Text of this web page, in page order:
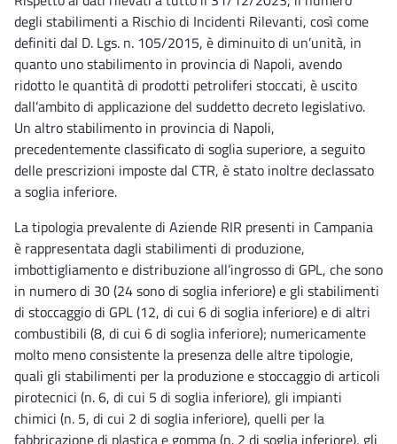
degli stabilimenti a Rischio di Incidenti Rilevanti, così come
definiti dal D. Lgs. n. 105/2015, è diminuito di un’unità, in
quanto uno stabilimento in provincia di Napoli, avendo
ridotto le quantità di prodotti petroliferi stoccati, è uscito
dall’ambito di applicazione del suddetto decreto legislativo.
Un altro stabilimento in provincia di Napoli,
precedentemente classificato di soglia superiore, a seguito
delle prescrizioni imposte dal CTR, è stato inoltre declassato
a soglia inferiore.
La tipologia prevalente di Aziende RIR presenti in Campania
è rappresentata dagli stabilimenti di produzione,
imbottigliamento e distribuzione all’ingrosso di GPL, che sono
in numero di 30 (24 sono di soglia inferiore) e gli stabilimenti
di stoccaggio di GPL (12, di cui 6 di soglia inferiore) e di altri
combustibili (8, di cui 6 di soglia inferiore); numericamente
molto meno consistente la presenza delle altre tipologie,
quali gli stabilimenti per la produzione e stoccaggio di articoli
pirotecnici (n. 6, di cui 5 di soglia inferiore), gli impianti
chimici (n. 5, di cui 2 di soglia inferiore), quelli per la
fabbricazione di plastica e gomma (n. 2 di soglia inferiore), gli